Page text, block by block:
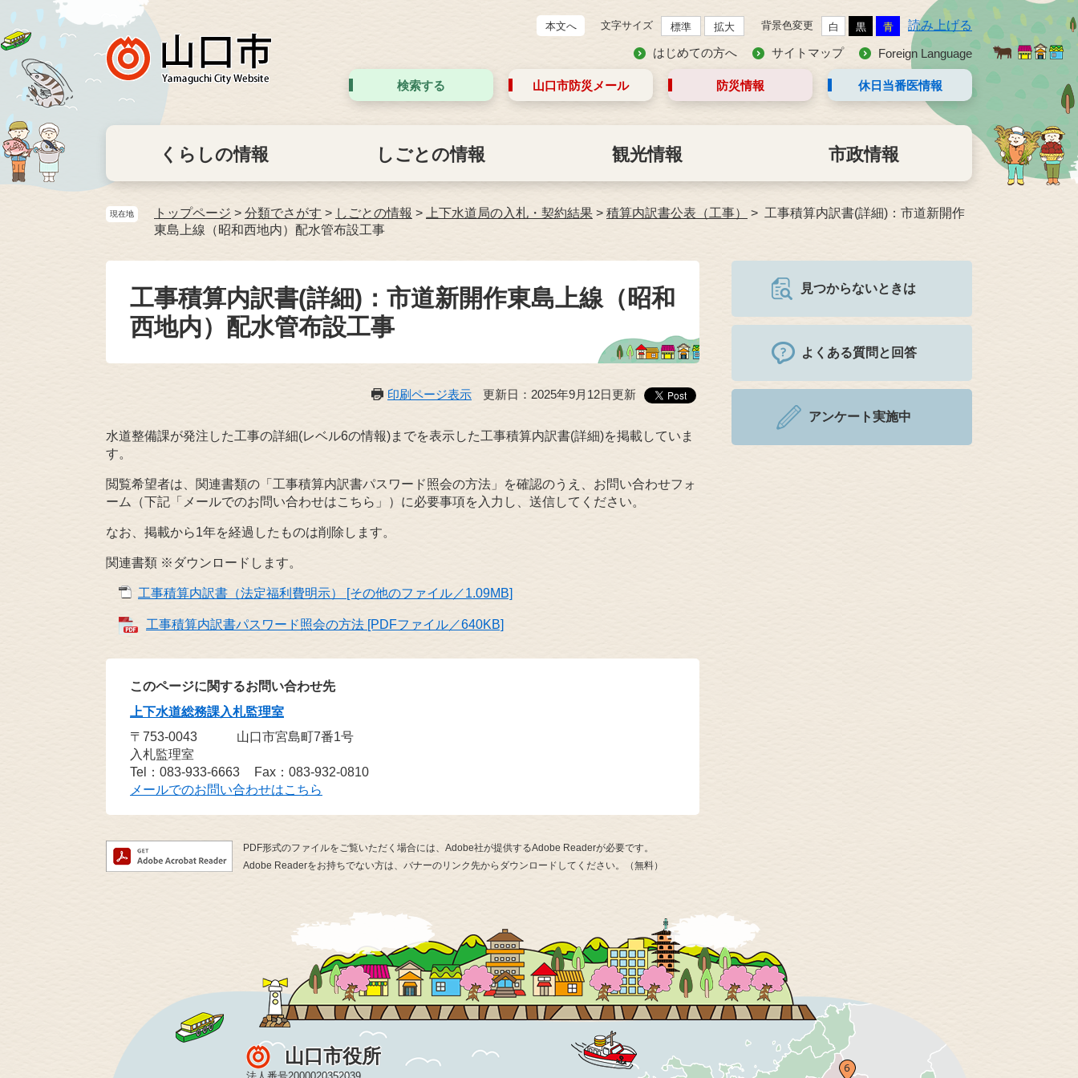
本文へ 文字サイズ 標準 拡大 背景色変更 白 黒 青 読み上げる
はじめての方へ サイトマップ Foreign Language
検索する 山口市防災 メール 防災情報 休日当番医情報
くらしの情報 しごとの情報 観光情報 市政情報
現在地 トップページ > 分類でさがす > しごとの情報 > 上下水道局の入札・契約結果 > 積算内訳書公表（工事）
工事積算内訳書(詳細)：市道新開作
東島上線（昭和西地内）配水管布設工事
工事積算内訳書(詳細)：市道新開作東島上線（昭和
西地内）配水管布設工事
印刷ページ表示 更新日：2025年9月12日更新
水道整備課が発注した工事の詳細(レベル6の情報)までを表示した工事積算内訳書(詳細)を掲載していま
す。
閲覧希望者は、関連書類の「工事積算内訳書パスワード照会の方法」を確認のうえ、お問い合わせフォ
ーム（下記「メールでのお問い合わせはこちら」）に必要事項を入力し、送信してください。
なお、掲載から1年を経過したものは削除します。
関連書類 ※ダウンロードします。
工事積算内訳書（法定福利費明示） [その他のファイル／1.09MB]
工事積算内訳書パスワード照会の方法 [PDFファイル／640KB]
このページに関するお問い合わせ先
上下水道総務課入札監理室
〒753-0043
山口市宮島町7番1号
入札監理室
Tel：083-933-6663
Fax：083-932-0810
メールでのお問い合わせはこちら
PDF形式のファイルをご覧いただく場合には、Adobe社が提供するAdobe Readerが必要です。
Adobe Readerをお持ちでない方は、バナーのリンク先からダウンロードしてください。（無料）
見つからないときは
よくある質問と回答
アンケート実施中
山口市役所